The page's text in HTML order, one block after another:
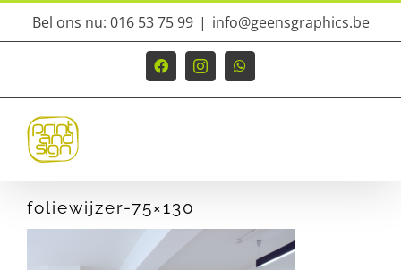
Ga
inhoud
Bel ons nu: 016 53 75 99 | info@geensgraphics.be
FacebookInstagramWhatsApp
foliewijzer-75×130